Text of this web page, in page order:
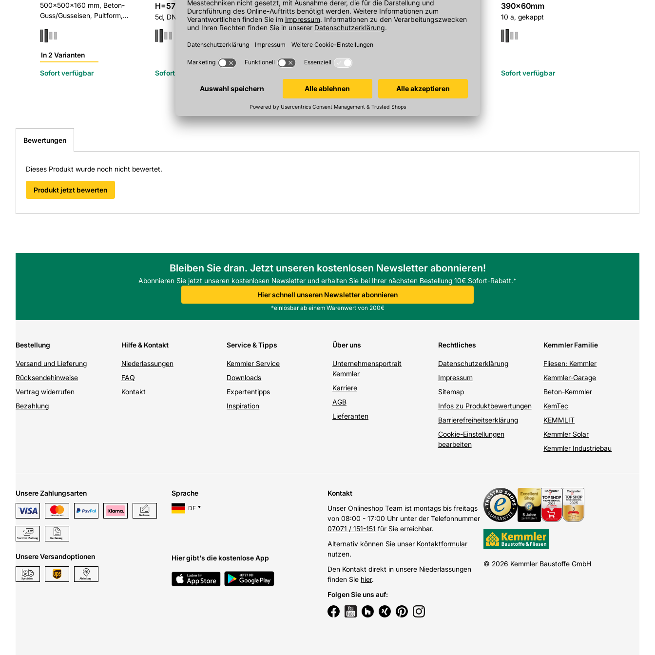
500x500x160 mm, Beton-
Guss/Gusseisen, Pultform,
In 2 Varianten
Sofort verfügbar
H=570mm
5d, DN 450
Sofort verfügbar
H=195mm
5c, DN 450
H=295mm
5b
390x60mm
10 a, gekappt
Sofort verfügbar
Bewertungen
Dieses Produkt wurde noch nicht bewertet.
Produkt jetzt bewerten
Bleiben Sie dran. Jetzt unseren kostenlosen Newsletter abonnieren!
Abonnieren Sie jetzt unseren kostenlosen Newsletter und erhalten Sie bei Ihrer nächsten Bestellung 10€ Sofort-Rabatt.*
Hier schnell unseren Newsletter abonnieren
*einlösbar ab einem Warenwert von 200€
Bestellung
Versand und Lieferung
Rücksendehinweise
Vertrag widerrufen
Bezahlung
Hilfe & Kontakt
Niederlassungen
FAQ
Kontakt
Service & Tipps
Kemmler Service
Downloads
Expertentipps
Inspiration
Über uns
Unternehmensportrait
Kemmler
Karriere
AGB
Lieferanten
Rechtliches
Datenschutzerklärung
Impressum
Sitemap
Infos zu Produktbewertungen
Barrierefreiheitserklärung
Cookie-Einstellungen
bearbeiten
Kemmler Familie
Fliesen: Kemmler
Kemmler-Garage
Beton-Kemmler
KemTec
KEMMLIT
Kemmler Solar
Kemmler Industriebau
Unsere Zahlungsarten
Unsere Versandoptionen
Sprache
DE
Hier gibt's die kostenlose App
Kontakt
Unser Onlineshop Team ist montags bis freitags
von 08:00 - 17:00 Uhr unter der Telefonnummer
07071 / 151-151 für Sie erreichbar.
Alternativ können Sie unser Kontaktformular
nutzen.
Den Kontakt direkt in unsere Niederlassungen
finden Sie hier.
Folgen Sie uns auf:
© 2026 Kemmler Baustoffe GmbH